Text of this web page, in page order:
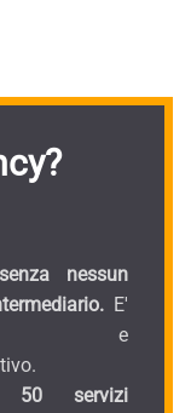
nessun
E'
e
servizi